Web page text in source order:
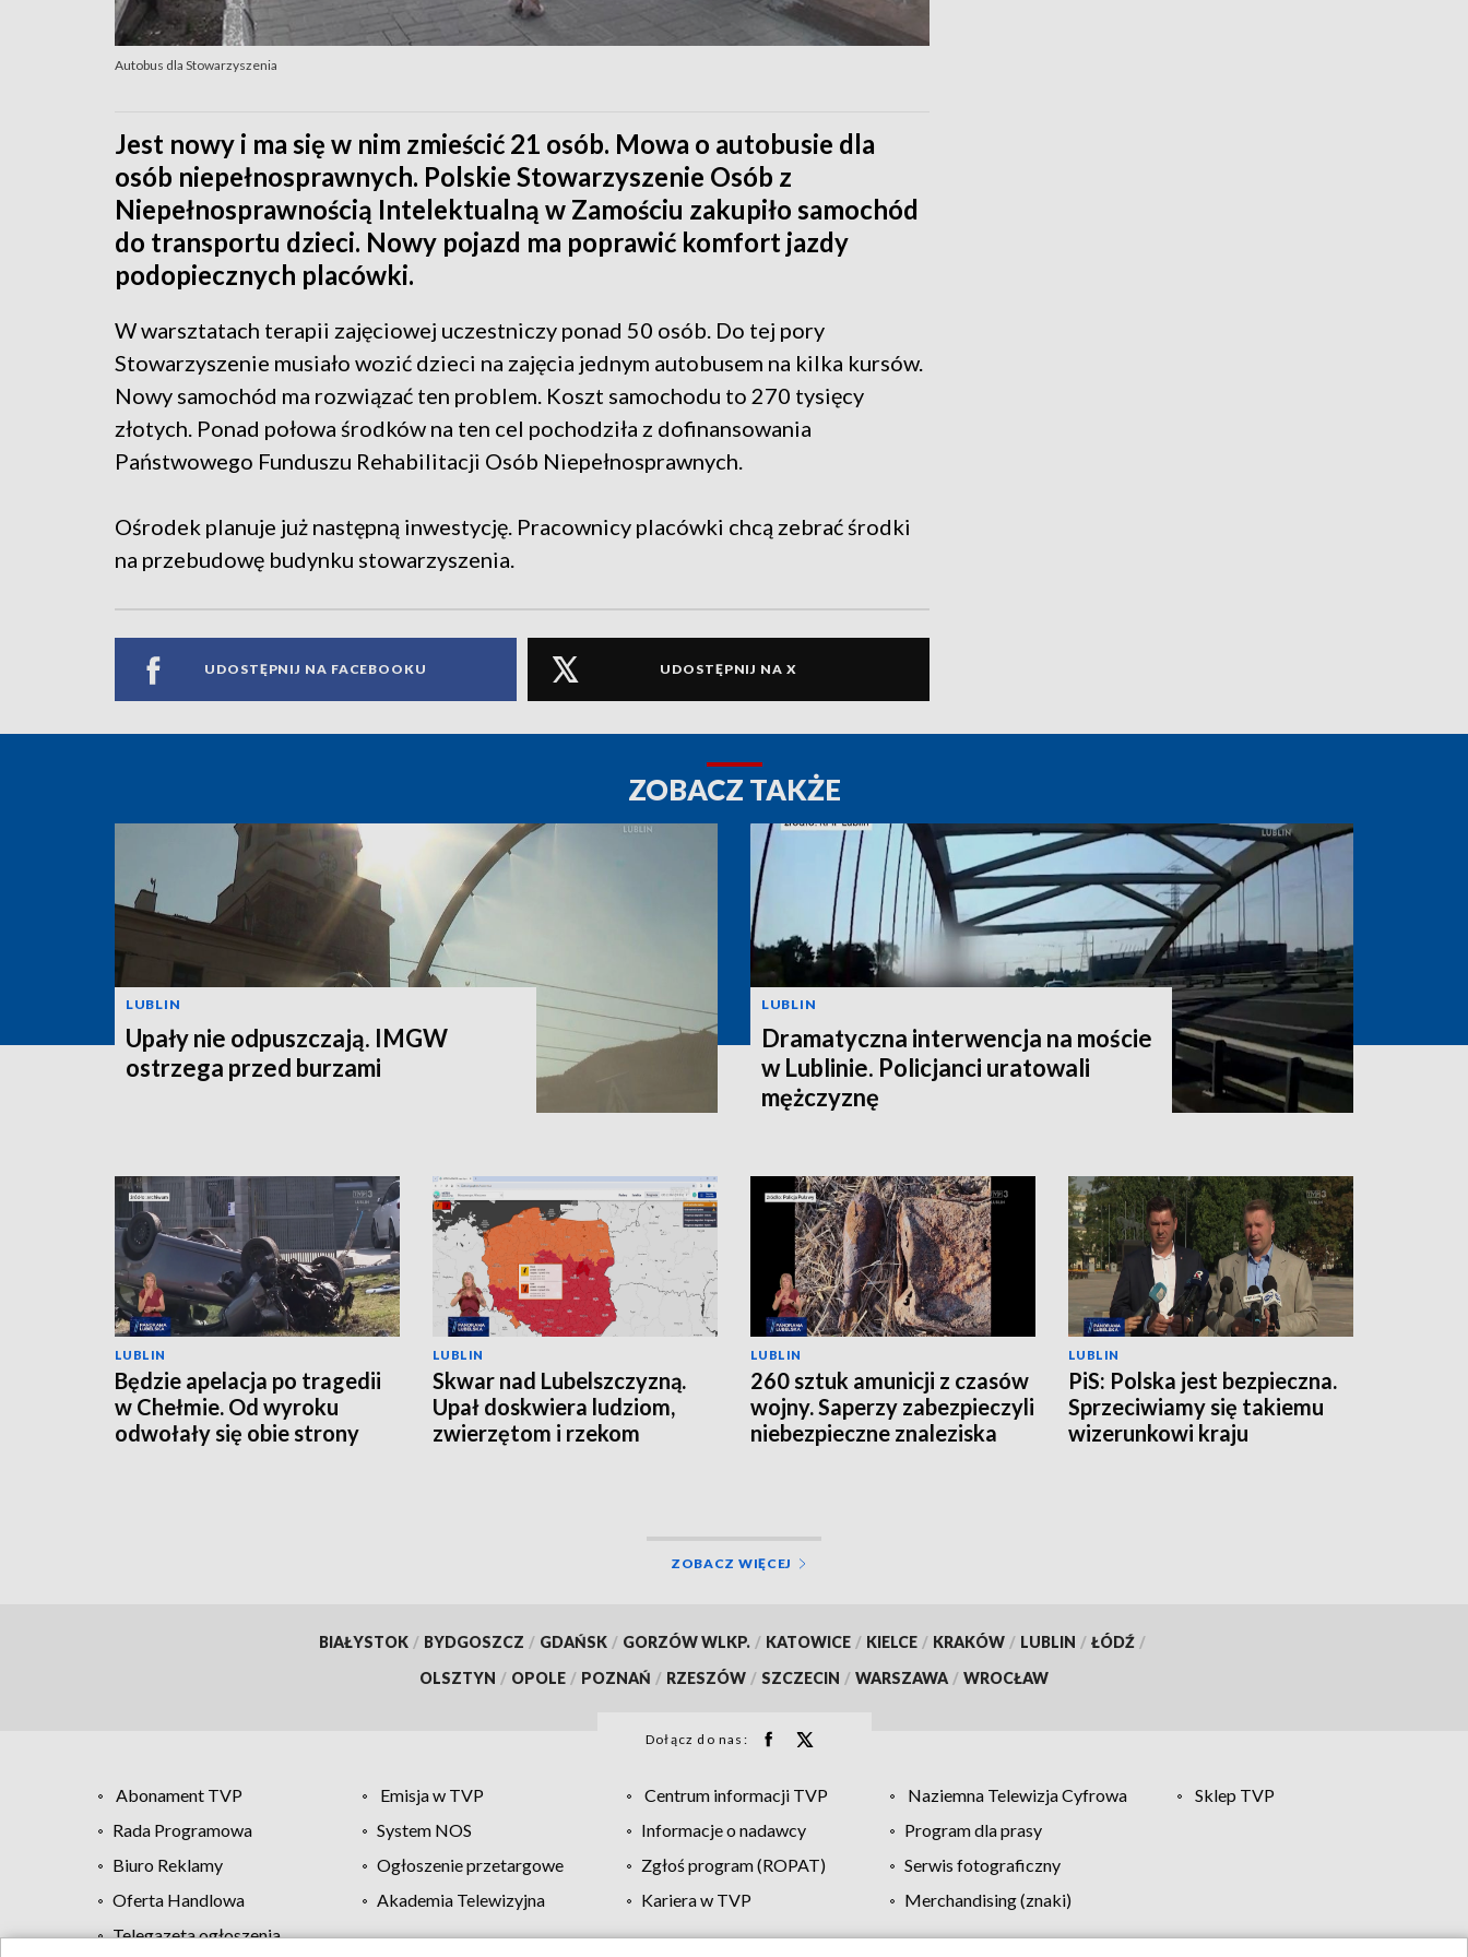
Autobus dla Stowarzyszenia
Jest nowy i ma się w nim zmieścić 21 osób. Mowa o autobusie dla
osób niepełnosprawnych. Polskie Stowarzyszenie Osób z
Niepełnosprawnością Intelektualną w Zamościu zakupiło samochód
do transportu dzieci. Nowy pojazd ma poprawić komfort jazdy
podopiecznych placówki.
W warsztatach terapii zajęciowej uczestniczy ponad 50 osób. Do tej pory
Stowarzyszenie musiało wozić dzieci na zajęcia jednym autobusem na kilka kursów.
Nowy samochód ma rozwiązać ten problem. Koszt samochodu to 270 tysięcy
złotych. Ponad połowa środków na ten cel pochodziła z dofinansowania
Państwowego Funduszu Rehabilitacji Osób Niepełnosprawnych.
Ośrodek planuje już następną inwestycję. Pracownicy placówki chcą zebrać środki
na przebudowę budynku stowarzyszenia.
UDOSTĘPNIJ NA FACEBOOKU UDOSTĘPNIJ NA X
ZOBACZ TAKŻE
LUBLIN
Upały nie odpuszczają. IMGW
ostrzega przed burzami
LUBLIN
Dramatyczna interwencja na moście
w Lublinie. Policjanci uratowali
mężczyznę
LUBLIN
Będzie apelacja po tragedii
w Chełmie. Od wyroku
odwołały się obie strony
LUBLIN
Skwar nad Lubelszczyzną.
Upał doskwiera ludziom,
zwierzętom i rzekom
LUBLIN
260 sztuk amunicji z czasów
wojny. Saperzy zabezpieczyli
niebezpieczne znaleziska
LUBLIN
PiS: Polska jest bezpieczna.
Sprzeciwiamy się takiemu
wizerunkowi kraju
ZOBACZ WIĘCEJ
BIAŁYSTOK / BYDGOSZCZ / GDAŃSK / GORZÓW WLKP. / KATOWICE / KIELCE / KRAKÓW / LUBLIN / ŁÓDŹ /
OLSZTYN / OPOLE / POZNAŃ / RZESZÓW / SZCZECIN / WARSZAWA / WROCŁAW
Dołącz do nas:
Abonament TVP Emisja w TVP Centrum informacji TVP Naziemna Telewizja Cyfrowa
Sklep TVP
Rada Programowa
System NOS Informacje o nadawcy
Program dla prasy
Biuro Reklamy
Ogłoszenie przetargowe Zgłoś program (ROPAT)
Serwis fotograficzny
Oferta Handlowa
Akademia Telewizyjna Kariera w TVP
Merchandising (znaki)
Telegazeta ogłoszenia